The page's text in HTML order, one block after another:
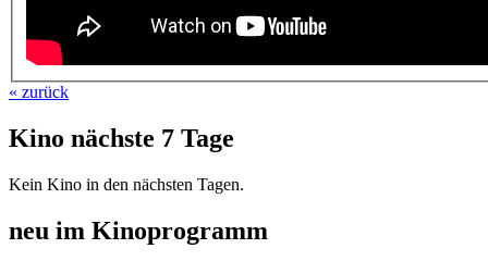
« zurück
Kino nächste 7 Tage
Kein Kino in den nächsten Tagen.
neu im Kinoprogramm